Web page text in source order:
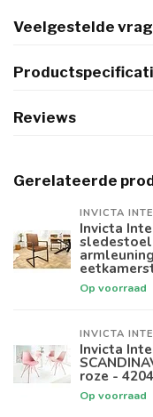
Veelgestelde
Reviews
Gerelateerde
INVICTA
Invicta
sledestoel
Op voorraad
INVICTA
Invicta
roze -
Op voorraad